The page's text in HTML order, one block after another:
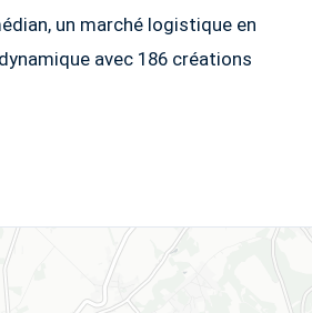
un marché logistique en
avec 186 créations